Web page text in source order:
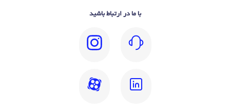
با ما در ارتباط باشید